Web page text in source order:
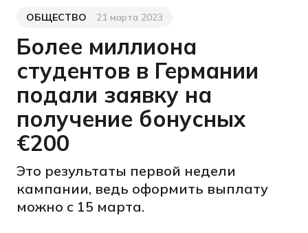
Категория
ОБЩЕСТВО
Дата публикации
21 марта 2023
Более миллиона
студентов в Германии
подали заявку на
получение бонусных
€200
Это результаты первой недели
кампании, ведь оформить выплату
можно с 15 марта.